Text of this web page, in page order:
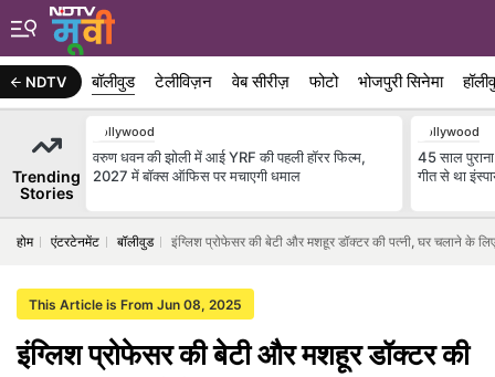
NDTV बॉलीवुड टेलीविज़न वेब सीरीज़ फोटो भोजपुरी सिनेमा
Trending
Stories
Bollywood
वरुण धवन की झोली में आई YRF की पहली हॉरर फिल्म,
2027 में बॉक्स ऑफिस पर मचाएगी धमाल
Bollywood
45 साल
गीत से था
होम एंटरटेनमेंट बॉलीवुड इंग्लिश प्रोफेसर की बेटी और मशहूर डॉक्टर की पत्नी, घर चलाने के
This Article is From Jun 08, 2025
इंग्लिश प्रोफेसर की बेटी और मशहूर डॉक्टर की